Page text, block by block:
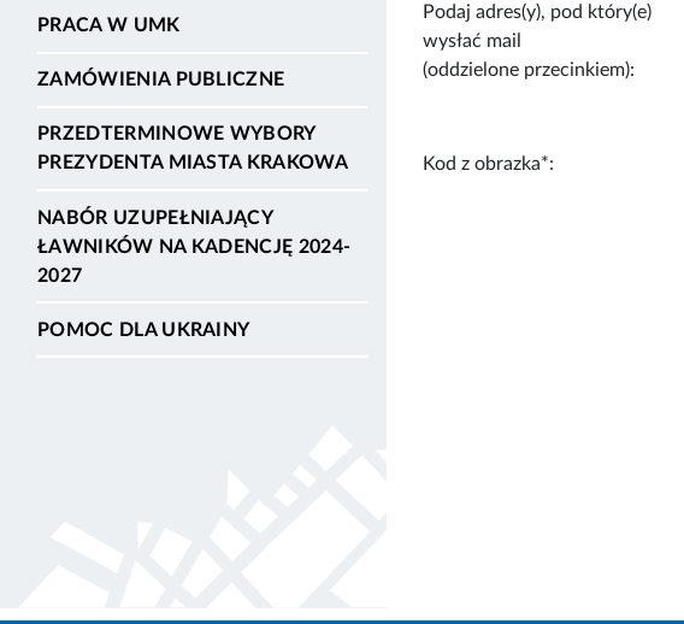
PRACA W UMK
ZAMÓWIENIA PUBLICZNE
PRZEDTERMINOWE WYBORY
PREZYDENTA MIASTA KRAKOWA
NABÓR UZUPEŁNIAJĄCY
ŁAWNIKÓW NA KADENCJĘ 2024-
2027
POMOC DLA UKRAINY
Podaj adres(y), pod który(e)
wysłać mail
(oddzielone przecinkiem):
Kod z obrazka*: